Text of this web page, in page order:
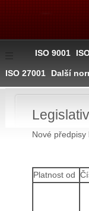
ISO 9001
ISO 27001 Další
Nové
Platnost od